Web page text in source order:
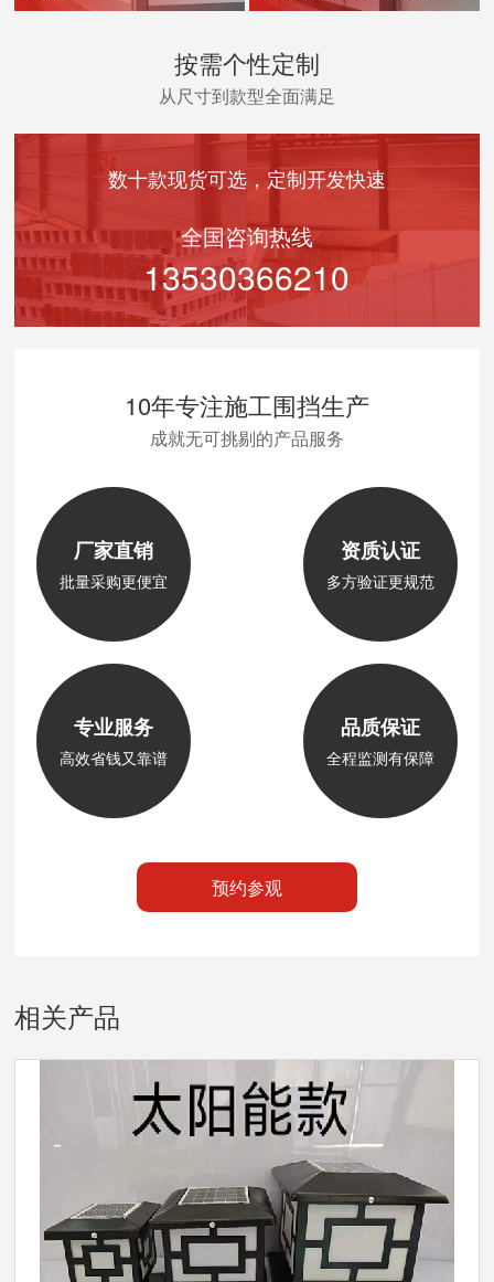
按需个性定制
从尺寸到款型全面满足
数十款现货可选，定制开发快速
全国咨询热线
13530366210
10年专注施工围挡生产
成就无可挑剔的产品服务
厂家直销
批量采购更便宜
资质认证
多方验证更规范
专业服务
高效省钱又靠谱
品质保证
全程监测有保障
预约参观
相关产品